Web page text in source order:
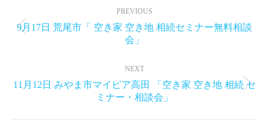
PREVIOUS
Previous
post:
9月17日 荒尾市「 空き家 空き地 相続セミナー無料相談
会」
NEXT
Next
post:
11月12日 みやま市マイピア高田 「空き家 空き地 相続 セ
ミナー・相談会」